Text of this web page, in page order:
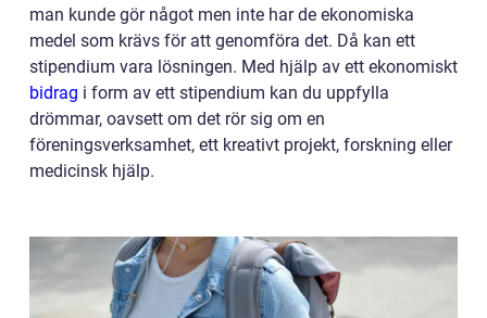
man kunde gör något men inte har de ekonomiska
medel som krävs för att genomföra det. Då kan ett
stipendium vara lösningen. Med hjälp av ett ekonomiskt
bidrag i form av ett stipendium kan du uppfylla
drömmar, oavsett om det rör sig om en
föreningsverksamhet, ett kreativt projekt, forskning eller
medicinsk hjälp.